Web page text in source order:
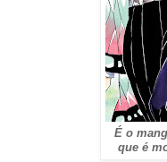
É o
que é